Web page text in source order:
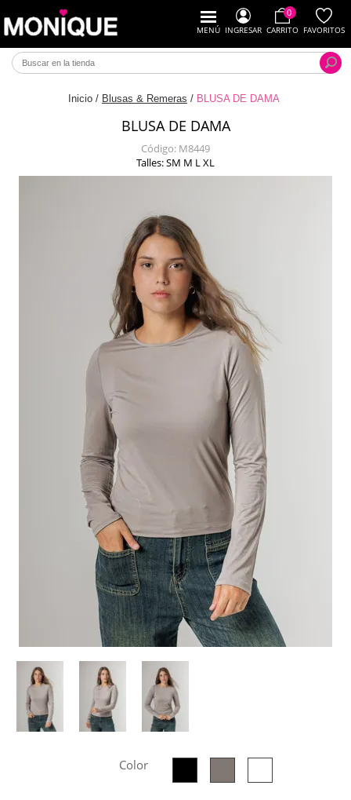
MENÚ INGRESAR
0
CARRITO FAVORITOS
Inicio / Blusas & Remeras / BLUSA DE DAMA
BLUSA DE DAMA
Código: M8449
Talles: SM M L XL
Color